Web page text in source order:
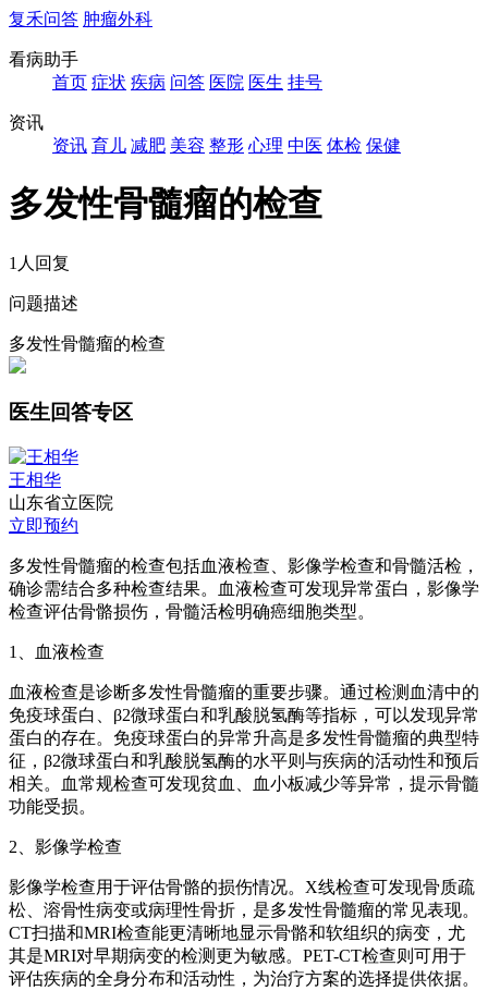
复禾问答 肿瘤外科
看病助手
首页 症状 疾病 问答 医院 医生 挂号
资讯
资讯 育儿 减肥 美容 整形 心理 中医 体检 保健
多发性骨髓瘤的检查
1人回复
问题描述
多发性骨髓瘤的检查
医生回答专区
王相华
山东省立医院
立即预约
多发性骨髓瘤的检查包括血液检查、影像学检查和骨髓活检，
确诊需结合多种检查结果。血液检查可发现异常蛋白，影像学
检查评估骨骼损伤，骨髓活检明确癌细胞类型。
1、血液检查
血液检查是诊断多发性骨髓瘤的重要步骤。通过检测血清中的
免疫球蛋白、β2微球蛋白和乳酸脱氢酶等指标，可以发现异常
蛋白的存在。免疫球蛋白的异常升高是多发性骨髓瘤的典型特
征，β2微球蛋白和乳酸脱氢酶的水平则与疾病的活动性和预后
相关。血常规检查可发现贫血、血小板减少等异常，提示骨髓
功能受损。
2、影像学检查
影像学检查用于评估骨骼的损伤情况。X线检查可发现骨质疏
松、溶骨性病变或病理性骨折，是多发性骨髓瘤的常见表现。
CT扫描和MRI检查能更清晰地显示骨骼和软组织的病变，尤
其是MRI对早期病变的检测更为敏感。PET-CT检查则可用于
评估疾病的全身分布和活动性，为治疗方案的选择提供依据。